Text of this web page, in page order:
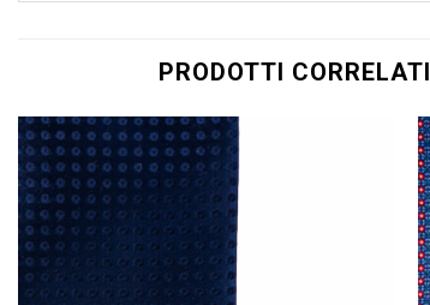
PRODOTTI CORRELATI